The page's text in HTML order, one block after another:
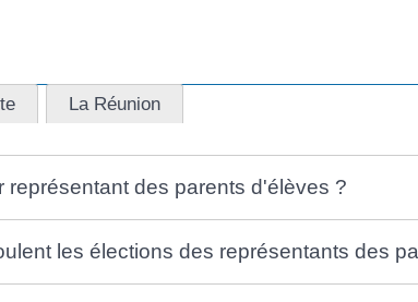
La Réunion
représentant des parents d'élèves ?
les élections des représentants des